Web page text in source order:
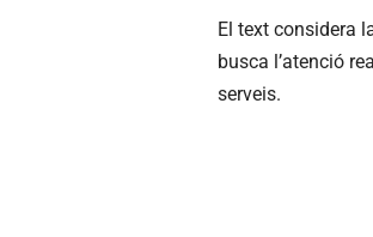
El text considera
busca l’atenció
serveis.